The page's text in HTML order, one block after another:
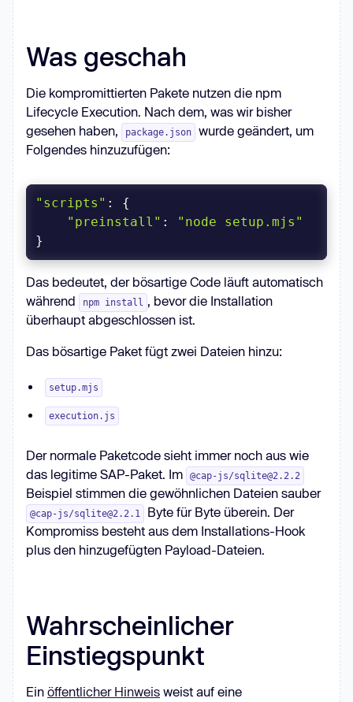
Was geschah
Die kompromittierten Pakete nutzen die npm
Lifecycle Execution. Nach dem, was wir bisher
gesehen haben,
package.json
wurde geändert, um
Folgendes hinzuzufügen:
"scripts"
"preinstall" :
"node setup.mjs"
}
Das bedeutet, der bösartige Code läuft automatisch
während
npm install , bevor die Installation
überhaupt abgeschlossen ist.
Das bösartige Paket fügt zwei Dateien hinzu:
setup.mjs
execution.js
Der normale Paketcode sieht immer noch aus wie
das legitime SAP-Paket. Im
@cap-js/sqlite@2.2.2
Beispiel stimmen die gewöhnlichen Dateien sauber
@cap-js/sqlite@2.2.1
Byte für Byte überein. Der
Kompromiss besteht aus dem Installations-Hook
plus den hinzugefügten Payload-Dateien.
Wahrscheinlicher
Einstiegspunkt
Ein öffentlicher Hinweis weist auf eine